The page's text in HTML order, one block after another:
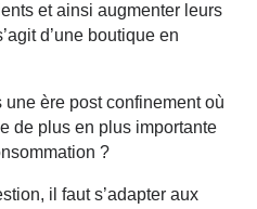
et ainsi augmenter leurs
d’une boutique en
ère post confinement où
de plus en plus importante
?
il faut s’adapter aux